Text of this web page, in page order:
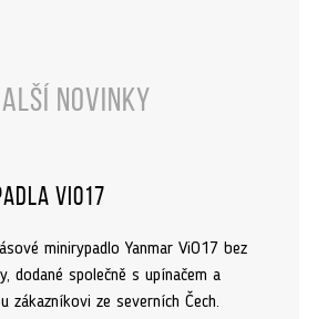
novinky
ViO17
minirypadlo Yanmar ViO17 bez
dodané společně s upínačem a
zákazníkovi ze severních Čech.